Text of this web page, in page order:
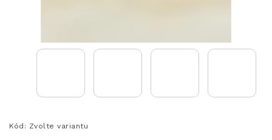
Kód: Zvolte variantu